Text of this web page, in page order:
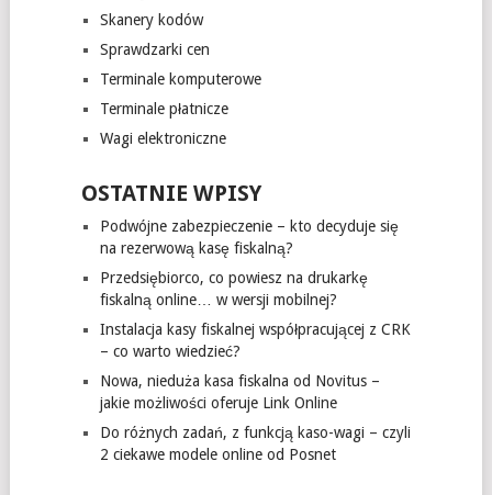
Skanery kodów
Sprawdzarki cen
Terminale komputerowe
Terminale płatnicze
Wagi elektroniczne
OSTATNIE WPISY
Podwójne zabezpieczenie – kto decyduje się
na rezerwową kasę fiskalną?
Przedsiębiorco, co powiesz na drukarkę
fiskalną online… w wersji mobilnej?
Instalacja kasy fiskalnej współpracującej z CRK
– co warto wiedzieć?
Nowa, nieduża kasa fiskalna od Novitus –
jakie możliwości oferuje Link Online
Do różnych zadań, z funkcją kaso-wagi – czyli
2 ciekawe modele online od Posnet